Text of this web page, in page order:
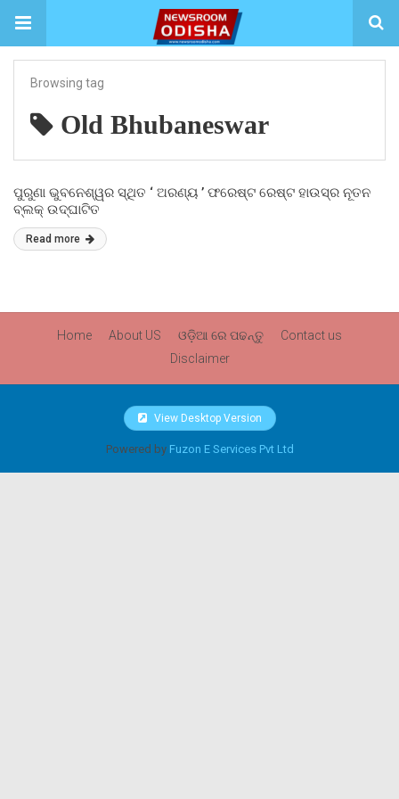
Browsing tag
Old Bhubaneswar
ପୁରୁଣା ଭୁବନେଶ୍ୱର ସ୍ଥିତ ‘ ଅରଣ୍ୟ ’ ଫରେଷ୍ଟ ରେଷ୍ଟ ହାଉସ୍‌ର ନୂତନ
ବ୍ଲକ୍ ଉଦ୍‌ଘାଟିତ
Read more
Home About US ଓଡ଼ିଆ ରେ ପଢନ୍ତୁ
Contact us
Disclaimer
View Desktop Version
Powered by Fuzon E Services Pvt Ltd